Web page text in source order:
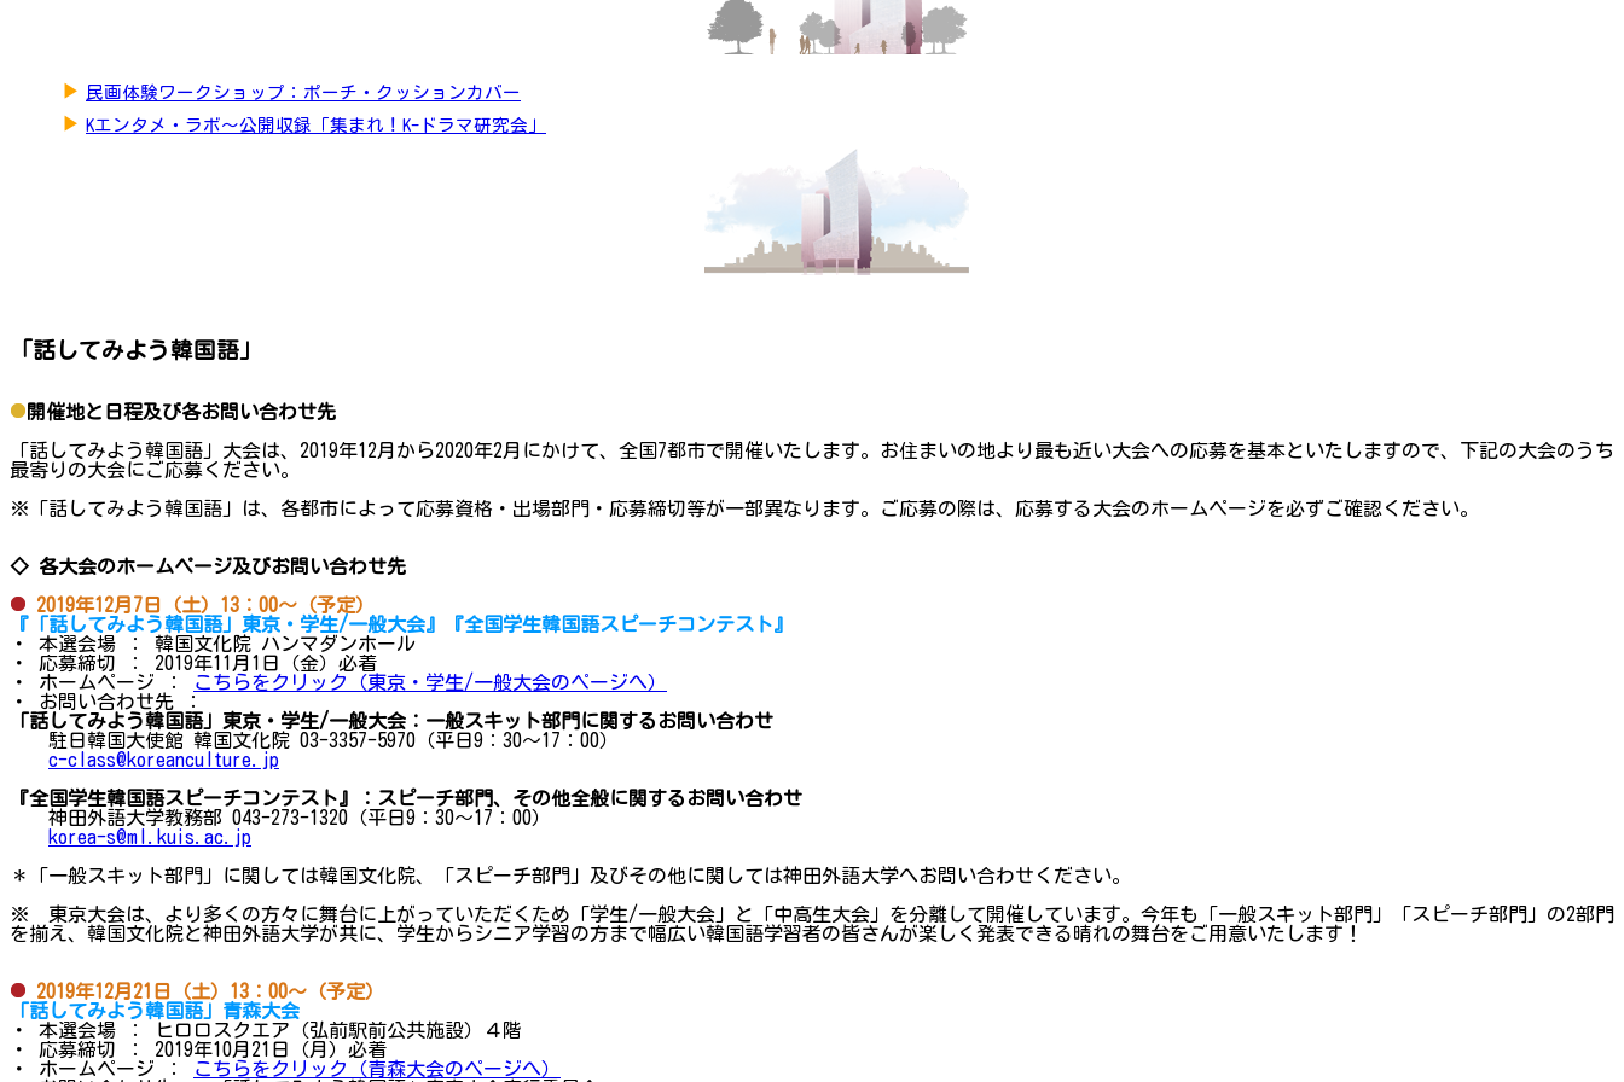
▶ 民画体験ワークショップ：ポーチ・クッションカバー
▶ Kエンタメ・ラボ～公開収録「集まれ！K-ドラマ研究会」
「話してみよう韓国語」
開催地と日程及び各お問い合わせ先
「話してみよう韓国語」大会は、2019年12月から2020年2月にかけて、全国7都市で開催いたします。お住まいの地より最も近い大会への応募を基本といたしますので、下記の大会のうち
最寄りの大会にご応募ください。
※「話してみよう韓国語」は、各都市によって応募資格・出場部門・応募締切等が一部異なります。ご応募の際は、応募する大会のホームページを必ずご確認ください。
◇ 各大会のホームページ及びお問い合わせ先
2019年12月7日（土）13：00～（予定）
『「話してみよう韓国語」東京・学生/一般大会』『全国学生韓国語スピーチコンテスト』
・ 本選会場 ： 韓国文化院 ハンマダンホール
・ 応募締切 ： 2019年11月1日（金）必着
・ ホームページ ：
こちらをクリック（東京・学生/一般大会のページへ）
・ お問い合わせ先 ：
「話してみよう韓国語」東京・学生/一般大会：一般スキット部門に関するお問い合わせ
駐日韓国大使館 韓国文化院 03-3357-5970（平日9：30～17：00）
c-class@koreanculture.jp
『全国学生韓国語スピーチコンテスト』：スピーチ部門、その他全般に関するお問い合わせ
神田外語大学教務部 043-273-1320（平日9：30～17：00）
korea-s@ml.kuis.ac.jp
＊「一般スキット部門」に関しては韓国文化院、「スピーチ部門」及びその他に関しては神田外語大学へお問い合わせください。
※ 東京大会は、より多くの方々に舞台に上がっていただくため「学生/一般大会」と「中高生大会」を分離して開催しています。今年も「一般スキット部門」「スピーチ部門」の2部門
を揃え、韓国文化院と神田外語大学が共に、学生からシニア学習の方まで幅広い韓国語学習者の皆さんが楽しく発表できる晴れの舞台をご用意いたします！
2019年12月21日（土）13：00～（予定）
「話してみよう韓国語」青森大会
・ 本選会場 ： ヒロロスクエア（弘前駅前公共施設）４階
・ 応募締切 ： 2019年10月21日（月）必着
・ ホームページ ：
こちらをクリック（青森大会のページへ）